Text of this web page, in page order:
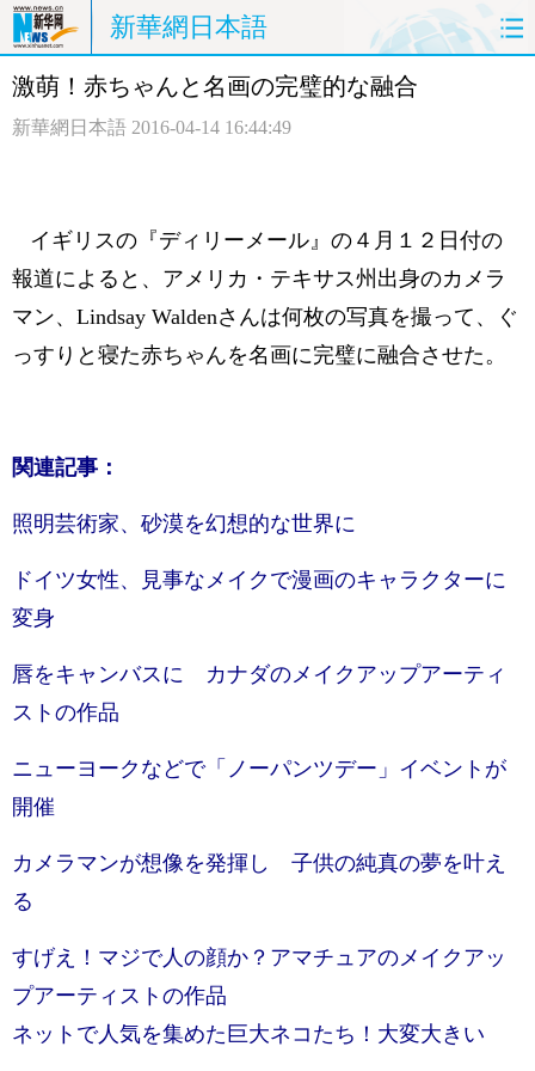
新華網日本語
ホームページ 政治
中日対訳
激萌！赤ちゃんと名画の完璧的な融合
新華網日本語 2016-04-14 16:44:49
イギリスの『ディリーメール』の４月１２日付の
報道によると、アメリカ・テキサス州出身のカメラ
マン、Lindsay Waldenさんは何枚の写真を撮って、ぐ
っすりと寝た赤ちゃんを名画に完璧に融合させた。
関連記事：
照明芸術家、砂漠を幻想的な世界に
ドイツ女性、見事なメイクで漫画のキャラクターに
変身
唇をキャンバスに カナダのメイクアップアーティ
ストの作品
ニューヨークなどで「ノーパンツデー」イベントが
開催
カメラマンが想像を発揮し 子供の純真の夢を叶え
る
すげえ！マジで人の顔か？アマチュアのメイクアッ
プアーティストの作品
ネットで人気を集めた巨大ネコたち！大変大きい